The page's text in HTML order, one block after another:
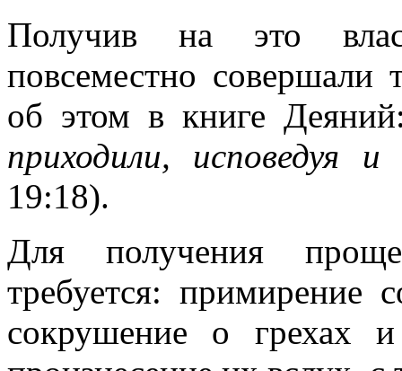
Получив на это
повсеместно совершали
об этом в книге
приходили, исповедуя
19:18).
Для получения
требуется: примирение
сокрушение о грехах